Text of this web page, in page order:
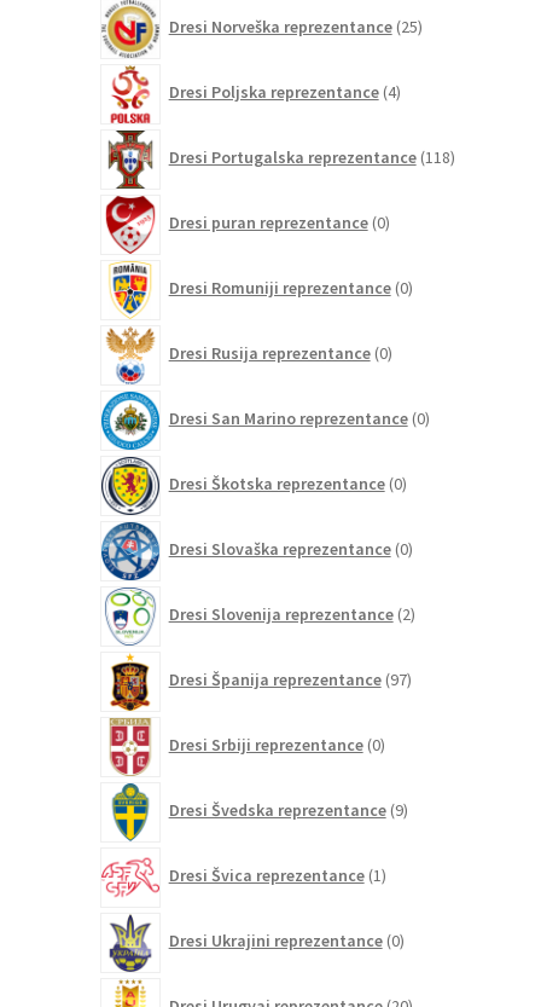
Dresi Norveška reprezentance 25izdelkov
Dresi Poljska reprezentance 4izdelki
Dresi Portugalska reprezentance 118izdelkov
Dresi puran reprezentance 0izdelkov
Dresi Romuniji reprezentance 0izdelkov
Dresi Rusija reprezentance 0izdelkov
Dresi San Marino reprezentance 0izdelkov
Dresi Škotska reprezentance 0izdelkov
Dresi Slovaška reprezentance 0izdelkov
Dresi Slovenija reprezentance 2izdelka
Dresi Španija reprezentance 97izdelkov
Dresi Srbiji reprezentance 0izdelkov
Dresi Švedska reprezentance 9izdelkov
Dresi Švica reprezentance 1izdelek
Dresi Ukrajini reprezentance 0izdelkov